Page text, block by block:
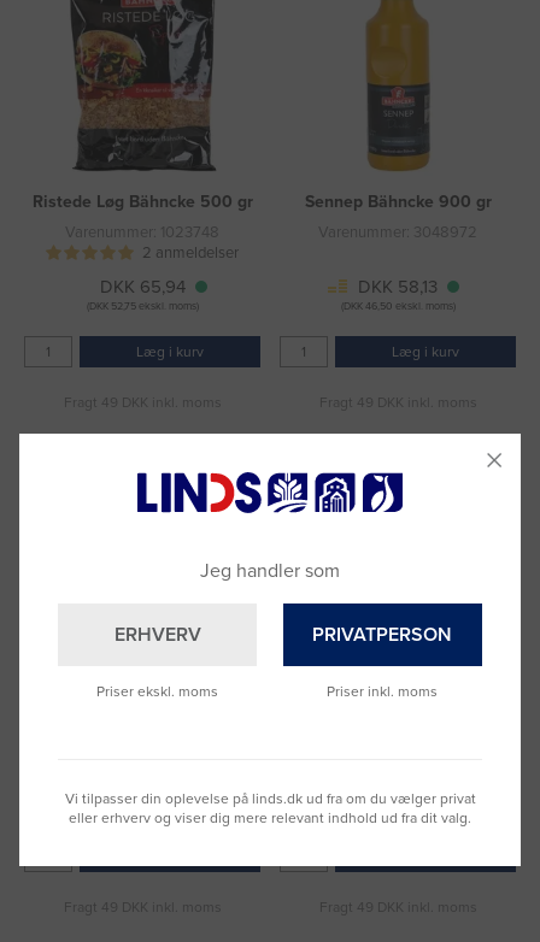
Ristede Løg Bähncke 500 gr
Varenummer: 1023748
2 anmeldelser
DKK 65,94
(DKK 52,75 ekskl. moms)
Læg i kurv
Fragt 49 DKK inkl. moms
Sennep Bähncke 900 gr
Varenummer: 3048972
DKK 58,13
(DKK 46,50 ekskl. moms)
Læg i kurv
Fragt 49 DKK inkl. moms
Remoulade Bähncke 900 gr
DKK 41,25
(DKK 33,00 ekskl. moms)
Fragt 49 DKK inkl. moms
Brandslukker Pulver
DKK 369,14
(DKK 295,31 ekskl. moms)
Fragt 49 DKK inkl. moms
Jeg handler som
ERHVERV
Priser ekskl. moms
PRIVATPERSON
Priser inkl. moms
Vi tilpasser din oplevelse på linds.dk ud fra om du vælger privat
eller erhverv og viser dig mere relevant indhold ud fra dit valg.